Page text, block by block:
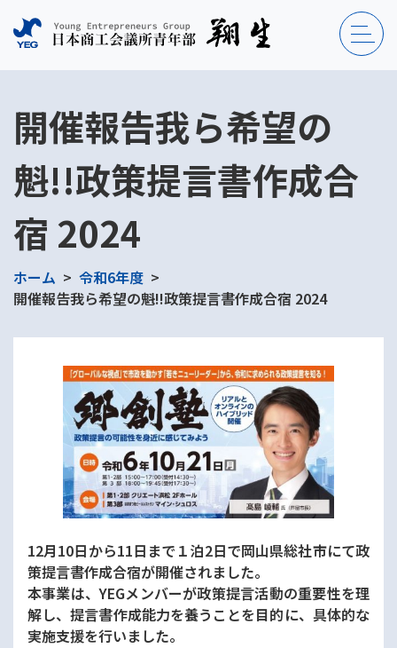
開催報告我ら希望の
魁!!政策提言書作成合
宿 2024
ホーム
令和6年度
開催報告我ら希望の魁!!政策提言書作成合宿 2024
12月10日から11日まで１泊2日で岡山県総社市にて政
策提言書作成合宿が開催されました。
本事業は、YEGメンバーが政策提言活動の重要性を理
解し、提言書作成能力を養うことを目的に、具体的な
実施支援を行いました。